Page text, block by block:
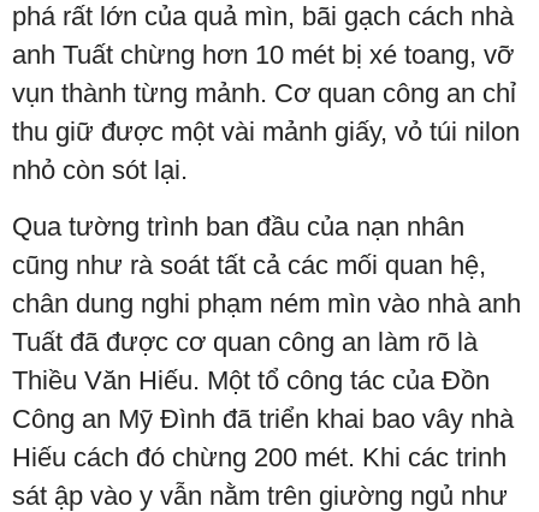
phá rất lớn của quả mìn, bãi gạch cách nhà
anh Tuất chừng hơn 10 mét bị xé toang, vỡ
vụn thành từng mảnh. Cơ quan công an chỉ
thu giữ được một vài mảnh giấy, vỏ túi nilon
nhỏ còn sót lại.
Qua tường trình ban đầu của nạn nhân
cũng như rà soát tất cả các mối quan hệ,
chân dung nghi phạm ném mìn vào nhà anh
Tuất đã được cơ quan công an làm rõ là
Thiều Văn Hiếu. Một tổ công tác của Đồn
Công an Mỹ Đình đã triển khai bao vây nhà
Hiếu cách đó chừng 200 mét. Khi các trinh
sát ập vào y vẫn nằm trên giường ngủ như